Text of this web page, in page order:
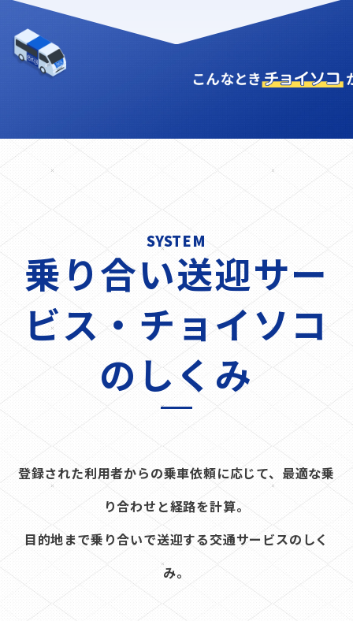
SYSTEM
乗り合い送迎サー
ビス・チョイソコ
のしくみ
登録された利用者からの乗車依頼に応じて、最適な乗
り合わせと経路を計算。
目的地まで乗り合いで送迎する交通サービスのしく
み。